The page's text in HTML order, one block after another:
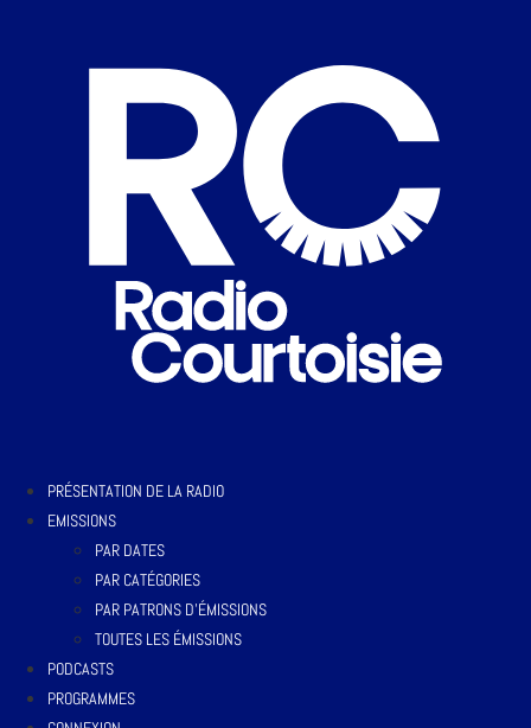
PRÉSENTATION DE LA RADIO
EMISSIONS
PAR DATES
PAR CATÉGORIES
PAR PATRONS D’ÉMISSIONS
TOUTES LES ÉMISSIONS
PODCASTS
PROGRAMMES